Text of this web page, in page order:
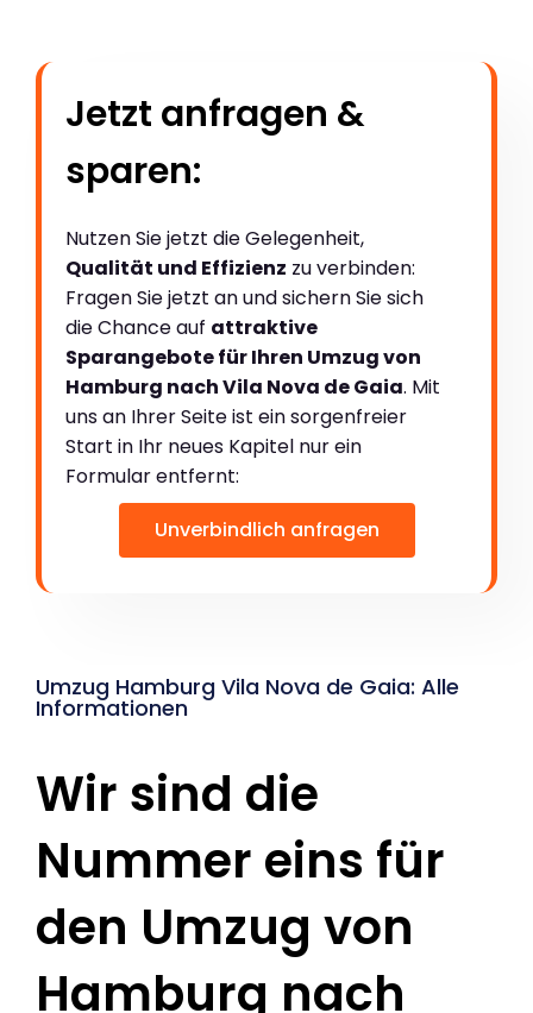
Jetzt anfragen &
sparen:
Nutzen Sie jetzt die Gelegenheit,
Qualität und Effizienz zu verbinden:
Fragen Sie jetzt an und sichern Sie sich
die Chance auf attraktive
Sparangebote für Ihren Umzug von
Hamburg nach Vila Nova de Gaia. Mit
uns an Ihrer Seite ist ein sorgenfreier
Start in Ihr neues Kapitel nur ein
Formular entfernt:
Unverbindlich anfragen
Umzug Hamburg Vila Nova de Gaia: Alle
Informationen
Wir sind die
Nummer eins für
den Umzug von
Hamburg nach